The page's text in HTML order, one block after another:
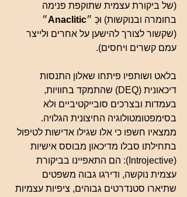
(של ביקורת עצמית שתוקפת פנימה
בחומרה ובנוקשות) וּכְּ ״Anaclitic״
(שקשור לצורך להישען על אחרים ולייצר
עמם קשרים ויחסים).
בלאט ושותפיו פיתחו שאלון התנסות
דיכאונית (DEQ) שהתמקד בחוויות,
בעמדות ובצרכים סובייקטיביים ולא
בסימפטומטולוגיה החיצונית הגלויה.
ממצאיו חשפו כי אלו שגילו אדישות לטיפול
בתחילתו סבלו מדיכאון מבוסס אישיות
(Introjective): הם התאפיינו בביקורת
עצמית נוקשה, ודירגו גבוה משפטים
שתיארו סטנדרטים גבוהים, ציפיות עצמיות